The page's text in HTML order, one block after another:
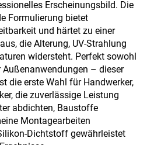
Erscheinungsbild. Die
Formulierung bietet
und härtet zu einer
die Alterung, UV-Strahlung
widersteht. Perfekt sowohl
– dieser
die erste Wahl für Handwerker,
die zuverlässige Leistung
abdichten, Baustoffe
Montagearbeiten
Dichtstoff gewährleistet